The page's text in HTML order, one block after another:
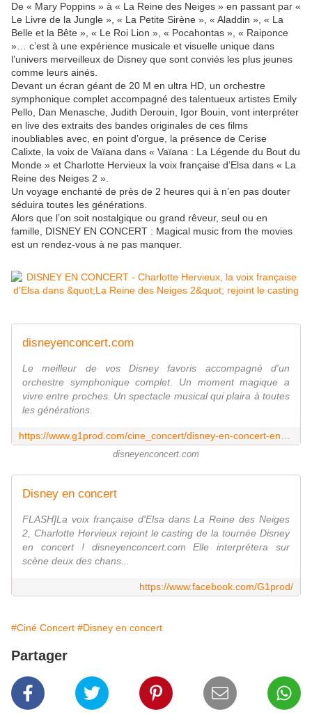
De « Mary Poppins » à « La Reine des Neiges » en passant par «
Le Livre de la Jungle », « La Petite Sirène », « Aladdin », « La
Belle et la Bête », « Le Roi Lion », « Pocahontas », « Raiponce
»… c’est à une expérience musicale et visuelle unique dans
l’univers merveilleux de Disney que sont conviés les plus jeunes
comme leurs ainés.
Devant un écran géant de 20 M en ultra HD, un orchestre
symphonique complet accompagné des talentueux artistes Emily
Pello, Dan Menasche, Judith Derouin, Igor Bouin, vont interpréter
en live des extraits des bandes originales de ces films
inoubliables avec, en point d’orgue, la présence de Cerise
Calixte, la voix de Vaïana dans « Vaïana : La Légende du Bout du
Monde » et Charlotte Hervieux la voix française d’Elsa dans « La
Reine des Neiges 2 ».
Un voyage enchanté de près de 2 heures qui à n’en pas douter
séduira toutes les générations.
Alors que l’on soit nostalgique ou grand rêveur, seul ou en
famille, DISNEY EN CONCERT : Magical music from the movies
est un rendez-vous à ne pas manquer.
disneyenconcert.com
Le meilleur de vos Disney favoris accompagné d'un
orchestre symphonique complet. Un moment magique a
vivre entre proches. Un spectacle musical qui plaira à toutes
les générations.
disneyenconcert.com
Disney en concert
FLASH]La voix française d'Elsa dans La Reine des Neiges
2, Charlotte Hervieux rejoint le casting de la tournée Disney
en concert ! disneyenconcert.com Elle interprétera sur
scène deux des chans...
https://www.facebook.com/G1prod/
#Ciné Concert #Disney en concert
Partager